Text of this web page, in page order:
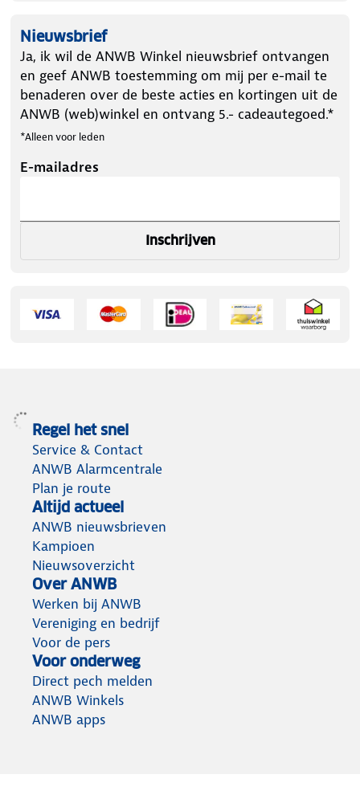
Nieuwsbrief
Ja, ik wil de ANWB Winkel nieuwsbrief ontvangen
en geef ANWB toestemming om mij per e-mail te
benaderen over de beste acties en kortingen uit de
ANWB (web)winkel en ontvang 5.- cadeautegoed.*
*Alleen voor leden
E-mailadres
Inschrijven
Regel het snel
Service & Contact
ANWB Alarmcentrale
Plan je route
Altijd actueel
ANWB nieuwsbrieven
Kampioen
Nieuwsoverzicht
Over ANWB
Werken bij ANWB
Vereniging en bedrijf
Voor de pers
Voor onderweg
Direct pech melden
ANWB Winkels
ANWB apps